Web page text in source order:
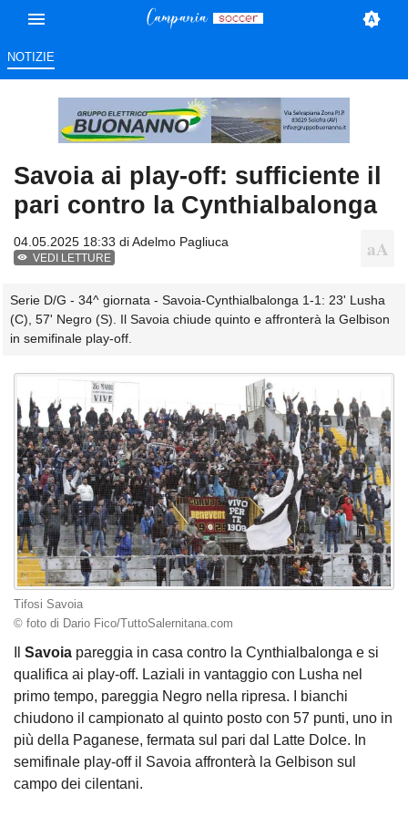
NOTIZIE
Savoia ai play-off: sufficiente il
pari contro la Cynthialbalonga
04.05.2025 18:33 diAdelmo Pagliuca
VEDI LETTURE
Serie D/G - 34^ giornata - Savoia-Cynthialbalonga 1-1: 23' Lusha
(C), 57' Negro (S). Il Savoia chiude quinto e affronterà la Gelbison
in semifinale play-off.
Tifosi Savoia
© foto di Dario Fico/TuttoSalernitana.com
Savoia pareggia in casa contro la Cynthialbalonga e si
qualifica ai play-off. Laziali in vantaggio con Lusha nel
primo tempo, pareggia Negro nella ripresa. I bianchi
chiudono il campionato al quinto posto con 57 punti, uno in
più della Paganese, fermata sul pari dal Latte Dolce. In
semifinale play-off il Savoia affronterà la Gelbison sul
campo dei cilentani.